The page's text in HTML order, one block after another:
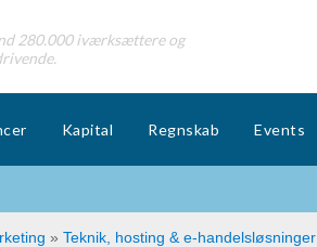
280.000 iværksættere og
Kapital Regnskab Events
» Teknik, hosting & e-handelsløsninger